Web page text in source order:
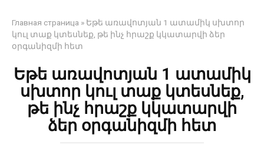
Главная страница » Եթե առավոտյան 1 ատամիկ սխտոր
կուլ տաք կտեսնեք, թե ինչ հրաշք կկատարվի ձեր
օրգանիզմի հետ
Եթե առավոտյան 1 ատամիկ
սխտոր կուլ տաք կտեսնեք,
թե ինչ հրաշք կկատարվի
ձեր օրգանիզմի հետ